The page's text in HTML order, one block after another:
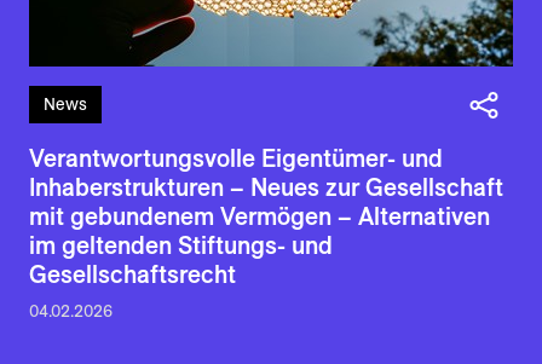
News
Verantwortungsvolle Eigentümer- und
Inhaberstrukturen – Neues zur Gesellschaft
mit gebundenem Vermögen – Alternativen
im geltenden Stiftungs- und
Gesellschaftsrecht
04.02.2026